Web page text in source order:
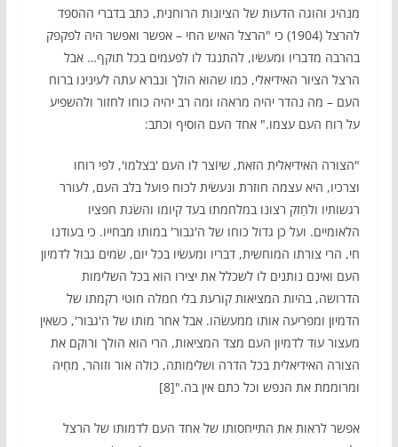
מנהיג והוגה הדעות של הציונות הרוחנית, כתב בדברי ההספד
להרצל (1904) כי "הרצל האיש החי – אפשר ואפשר היה לפקפק
בהרבה מדבריו ומעשׂיו, להתנגד לו לפעמים בכל תוקף… אבל
הרצל הציור האידיאלי, כמו שהוא הולך ונברא עתה לעינינו ברוח
העם – מה נהדר יהיה מראהו ומה רב יהיה כוחו לחזור ולהשפיע
על רוח העם עצמו." אחד העם הוסיף וכתב:
"הצורה האידיאלית הזאת, שיוֹצר לו העם 'בצלמו', לפי רוחו
וצרכיו, היא עצמה חוזרת ונעשׂית לכוח פועל בלב העם, לעורר
רגשותיו ולחַזק רצונו במלחמתו בעד קיומו והשׂגת חפציו
הלאומיים. ועל כן גדול כוחו של ה'גבור' במותו מבחייו. כי בעודנו
חי, הרי צורתו המוחשית, דבריו ומעשׂיו בכל יום, שׂמים גבול לדמיון
העם ואינם נותנים לו לשכלל את יצירו הוא בכל השלימות
הדרושה, בהיות המציאות קורעת בלי חמלה חוטי רקמתו של
הדמיון ומפריעה אותו ממעשׂהו. אבל אחר מותו של ה'גבּור', כשאין
מעצור עוד לדמיון העם מצד המציאות, הרי הוא הולך ורוקם את
הצורה האידיאלית בכל הדרה ושלימותה, כולה אור וזוהר, מחַיה
ומרוממת את הנפש וכל כתם אין בה."[8]
אפשר לראות את התייחסותו של אחד העם לדמותו של הרצל